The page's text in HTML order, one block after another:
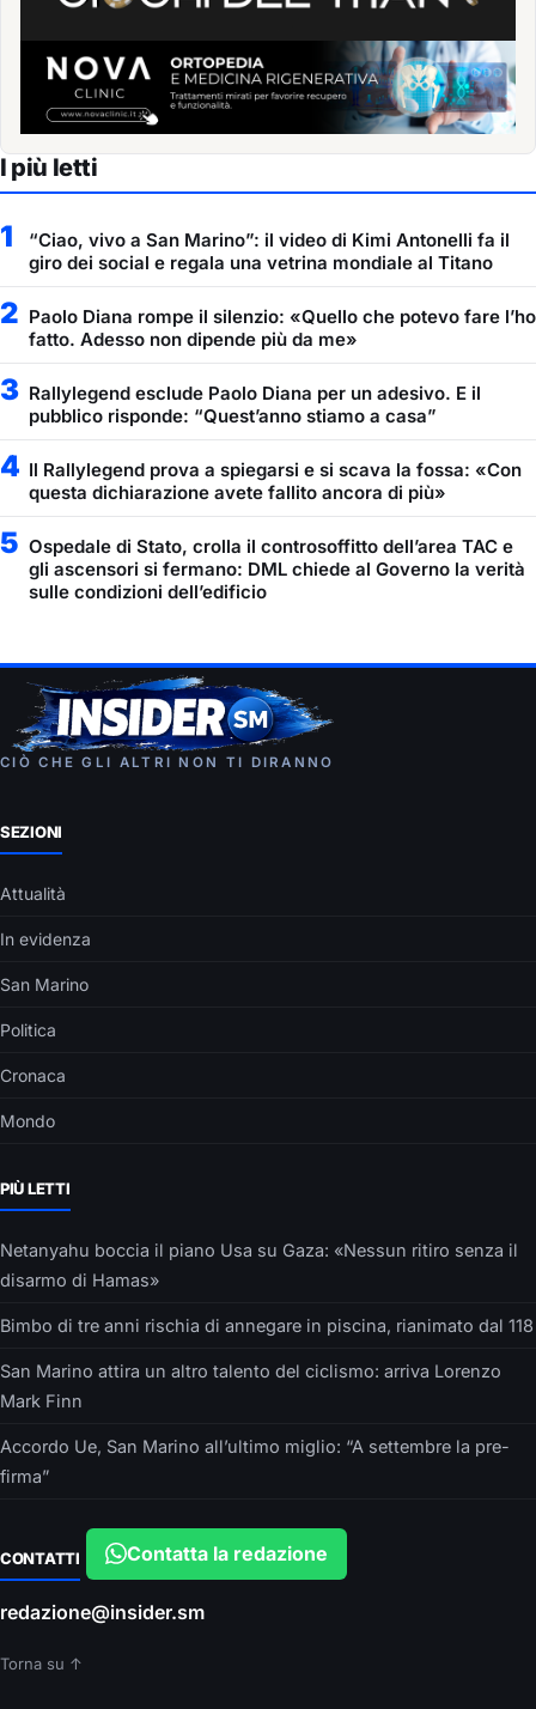
I più letti
1
“Ciao, vivo a San Marino”: il video di Kimi Antonelli fa il
giro dei social e regala una vetrina mondiale al Titano
2 Paolo Diana rompe il silenzio: «Quello che potevo fare l’ho
fatto. Adesso non dipende più da me»
3 Rallylegend esclude Paolo Diana per un adesivo. E il
pubblico risponde: “Quest’anno stiamo a casa”
4 Il Rallylegend prova a spiegarsi e si scava la fossa: «Con
questa dichiarazione avete fallito ancora di più»
5 Ospedale di Stato, crolla il controsoffitto dell’area TAC e
gli ascensori si fermano: DML chiede al Governo la verità
sulle condizioni dell’edificio
CIÒ CHE GLI ALTRI NON TI DIRANNO
SEZIONI
Attualità
In evidenza
San Marino
Politica
Cronaca
Mondo
PIÙ LETTI
Netanyahu boccia il piano Usa su Gaza: «Nessun ritiro senza il
disarmo di Hamas»
Bimbo di tre anni rischia di annegare in piscina, rianimato dal 118
San Marino attira un altro talento del ciclismo: arriva Lorenzo
Mark Finn
Accordo Ue, San Marino all’ultimo miglio: “A settembre la pre-
firma”
CONTATTI Contatta la redazione
redazione@insider.sm
Torna su ↑